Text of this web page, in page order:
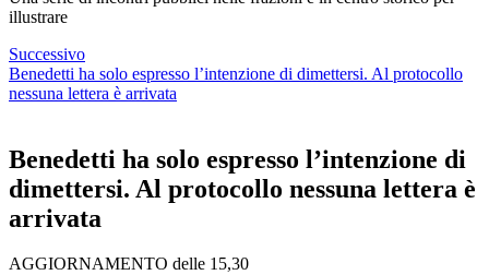
illustrare
Successivo
Benedetti ha solo espresso l’intenzione di dimettersi. Al protocollo
nessuna lettera è arrivata
Benedetti ha solo espresso l’intenzione di
dimettersi. Al protocollo nessuna lettera è
arrivata
AGGIORNAMENTO delle 15,30